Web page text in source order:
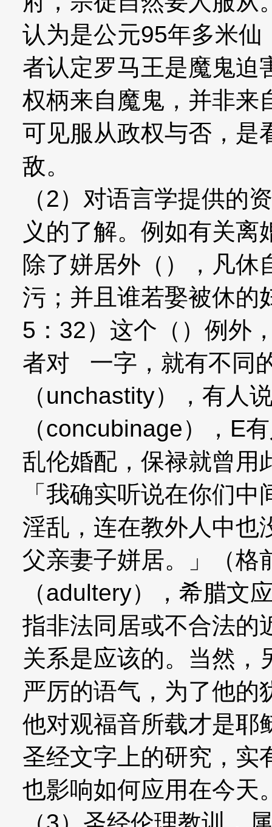
认为是公元95年多米
者认定罗马王是魔鬼迫
权柄来自魔鬼，并非来
可见服从政权与否，是
敌。
（2）对语言学提供的
义的了解。例如有关
除了姘居外（），凡休
污；并且谁若娶被休的
5：32）这个（）例外
者对 一字，就有不同
（unchastity），有人
（concubinage），E
乱伦婚配，保禄就曾用
「我确实听说在你们
淫乱，连在教外人中也
父亲妻子姘居。」（格
（adultery），希
指非法同居或不合法的
关系是应该的。当然，
严厉的语气，为了他的
他对观福音所载才是耶
圣经文字上的研究，实
也影响如何应用在今天